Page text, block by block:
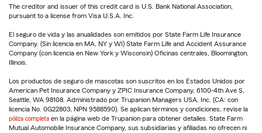
The creditor and issuer of this credit card is U.S. Bank National Association,
pursuant to a license from Visa U.S.A. Inc.
El seguro de vida y las anualidades son emitidos por State Farm Life Insurance
Company. (Sin licencia en MA, NY y WI) State Farm Life and Accident Assurance
Company (con licencia en New York y Wisconsin) Oficinas centrales, Bloomington,
Illinois.
Los productos de seguro de mascotas son suscritos en los Estados Unidos por
American Pet Insurance Company y ZPIC Insurance Company, 6100-4th Ave S,
Seattle, WA 98108. Administrado por Trupanion Managers USA, Inc. (CA: con
licencia No. 0G22803, NPN 9588590). Se aplican términos y condiciones, revise la
póliza completa en la página web de Trupanion para obtener detalles. State Farm
Mutual Automobile Insurance Company, sus subsidiarias y afiliadas no ofrecen ni